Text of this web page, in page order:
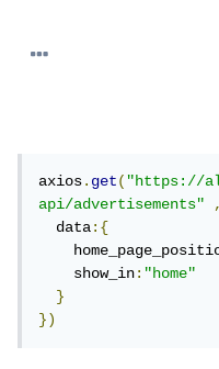
axios.get("https://
api/advertisements"
,
  data
:{
    show_in
:"home"
}
})